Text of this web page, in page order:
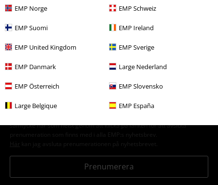
EMP Norge EMP Schweiz
EMP Suomi EMP Ireland
EMP United Kingdom EMP Sverige
EMP Danmark Large Nederland
EMP Österreich EMP Slovensko
Large Belgique EMP España
Nyhetsbrev
15% rabatt när du registrerar dig för vårt
Jag godkänner att E.M.P. Merchandising mbH har rätt att behandla mina
om deras produkter. Jag godkänner att mina personuppgifter kommer att
samtycke när som helst genom att klicka på länken för att avsluta
prenumeration som finns med i alla EMP:s nyhetsbrev.
Här kan jag avsluta prenumerationen på nyhetsbrevet.
Prenumerera